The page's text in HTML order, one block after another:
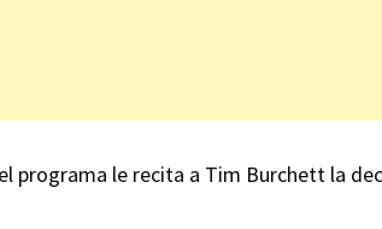
programa le recita a Tim Burchett la